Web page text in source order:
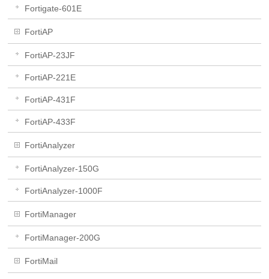
Fortigate-601E
FortiAP
FortiAP-23JF
FortiAP-221E
FortiAP-431F
FortiAP-433F
FortiAnalyzer
FortiAnalyzer-150G
FortiAnalyzer-1000F
FortiManager
FortiManager-200G
FortiMail